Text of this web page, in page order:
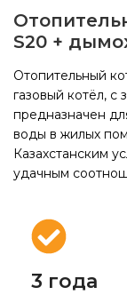
S20 +
Отопительный
газовый котёл, с
предназначен
воды в жилых
Казахстанским
удачным
3 года